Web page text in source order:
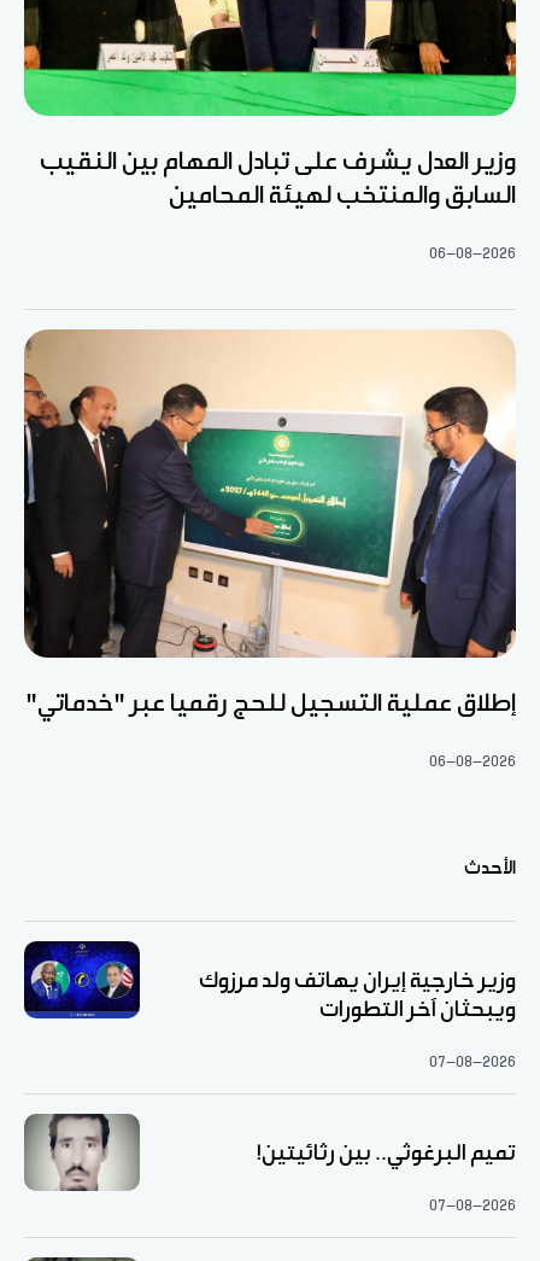
وزير العدل يشرف على تبادل المهام بين النقيب
السابق والمنتخب لهيئة المحامين
06-08-2026
إطلاق عملية التسجيل للحج رقميا عبر "خدماتي"
06-08-2026
الأحدث
وزير خارجية إيران يهاتف ولد مرزوك
ويبحثان آخر التطورات
07-08-2026
تميم البرغوثي.. بين رثائيتين!
07-08-2026